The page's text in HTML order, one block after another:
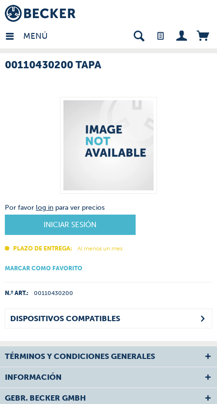
MENÚ
- ES
00110430200 TAPA
Por favor log in para ver precios
INICIAR SESIÓN
PLAZO DE ENTREGA: Al menos un mes
MARCAR COMO FAVORITO
N.º ART.: 00110430200
DISPOSITIVOS COMPATIBLES
TÉRMINOS Y CONDICIONES GENERALES
INFORMACIÓN
GEBR. BECKER GMBH